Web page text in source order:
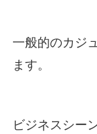
一般的のカジ
ます。
ビジネスシー